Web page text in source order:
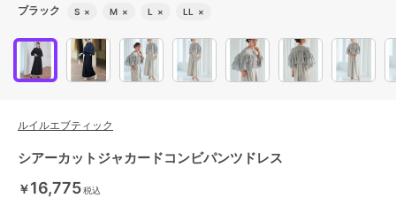
ブラック S × M × L × LL ×
ルイルエブティック
シアーカットジャカードコンビパンツドレス
￥16,775税込